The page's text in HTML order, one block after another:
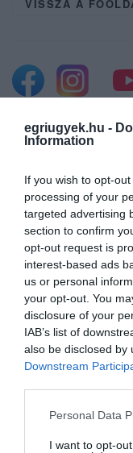
egriugyek.hu -
Information
If you wish to opt-
processing of your
targeted advertising
section to confirm
opt-out request is
interest-based ads
us or personal
your opt-out. You
disclosure of your
IAB’s list of
also be disclosed by
Downstream
Please note that
not limited to your
Personal Data
I want to opt-
VISSZA A
Legfrissebb